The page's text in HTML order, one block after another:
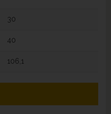
30
40
106,1